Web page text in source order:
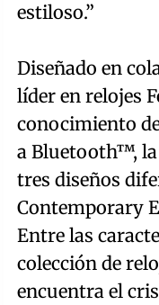
estiloso.”
Diseñado en
líder en relojes
conocimiento
a Bluetooth™,
tres diseños
Contemporary
Entre las
colección de
encuentra el